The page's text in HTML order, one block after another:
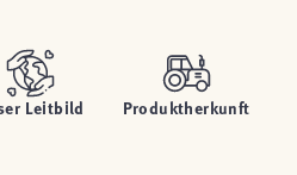
Leitbild Produktherkunft